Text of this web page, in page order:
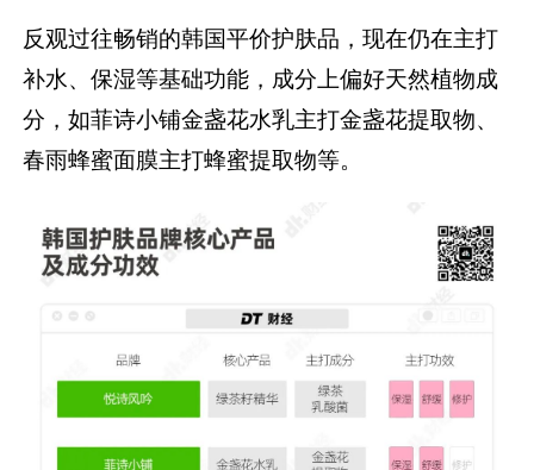
反观过往畅销的韩国平价护肤品，现在仍在主打
补水、保湿等基础功能，成分上偏好天然植物成
分，如菲诗小铺金盏花水乳主打金盏花提取物、
春雨蜂蜜面膜主打蜂蜜提取物等。